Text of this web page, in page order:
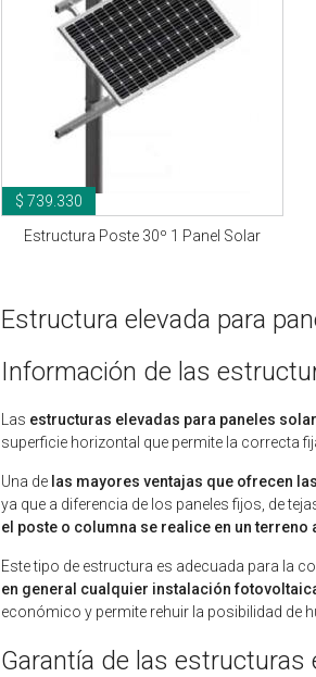
$ 739.330
Estructura Poste 30º 1 Panel Solar
Estructura elevada para
Información de las
Las estructuras elevadas para paneles
superficie horizontal que permite la correcta
Una de las mayores ventajas que ofrecen
ya que a diferencia de los paneles fijos, de
el poste o columna se realice en un terreno
Este tipo de estructura es adecuada para la
en general cualquier instalación
económico y permite rehuir la posibilidad de
Garantía de las estructuras